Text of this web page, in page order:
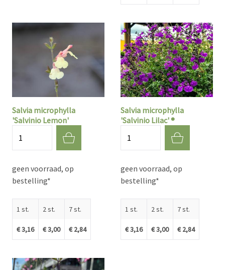
Salvia microphylla
'Salvinio Lemon'
geen voorraad, op
bestelling*
1 st.
€ 3,16
2 st.
€ 3,00
7 st.
€ 2,84
Salvia microphylla
'Salvinio Lilac' ®
geen voorraad, op
bestelling*
1 st.
€ 3,16
2 st.
€ 3,00
7 st.
€ 2,84